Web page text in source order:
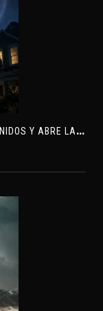
U
N METEORO EXPLOTA SOBRE ESTADOS UNIDOS Y ABRE LA PISTA DE POLAR-IM, UN POSIBLE VISITANTE INTERESTELAR